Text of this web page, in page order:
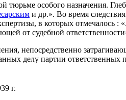
тюрьме особого назначения.
и др.». Во время
в которых
от судебной
непосредственно
делу партии ответственных
г.